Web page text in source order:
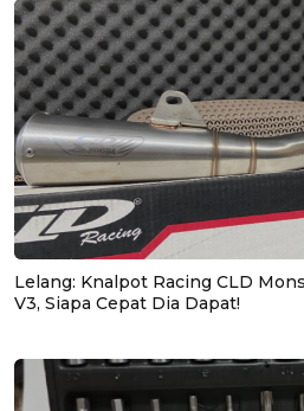
Lelang: Knalpot Racing CLD
V3, Siapa Cepat Dia Dapat!